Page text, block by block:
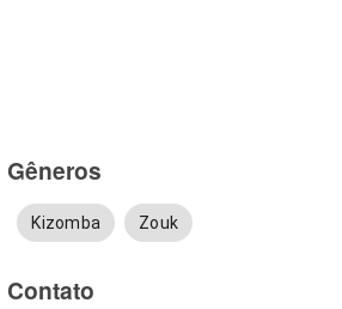
Gêneros
Kizomba Zouk
Contato